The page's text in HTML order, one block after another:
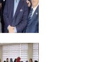
kurulu